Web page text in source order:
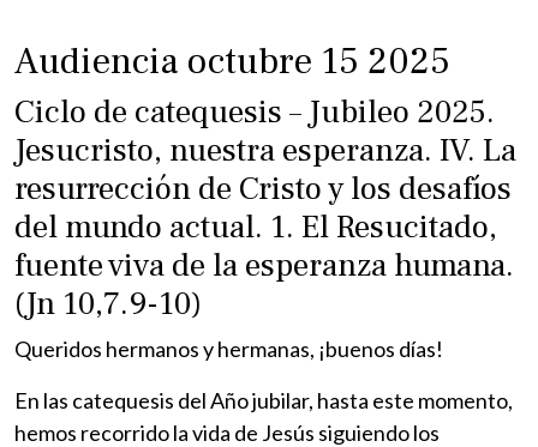
Audiencia octubre 15 2025
Ciclo de catequesis – Jubileo 2025.
Jesucristo, nuestra esperanza. IV. La
resurrección de Cristo y los desafíos
del mundo actual. 1. El Resucitado,
fuente viva de la esperanza humana.
(Jn 10,7.9-10)
Queridos hermanos y hermanas, ¡buenos días!
En las catequesis del Año jubilar, hasta este momento,
hemos recorrido la vida de Jesús siguiendo los